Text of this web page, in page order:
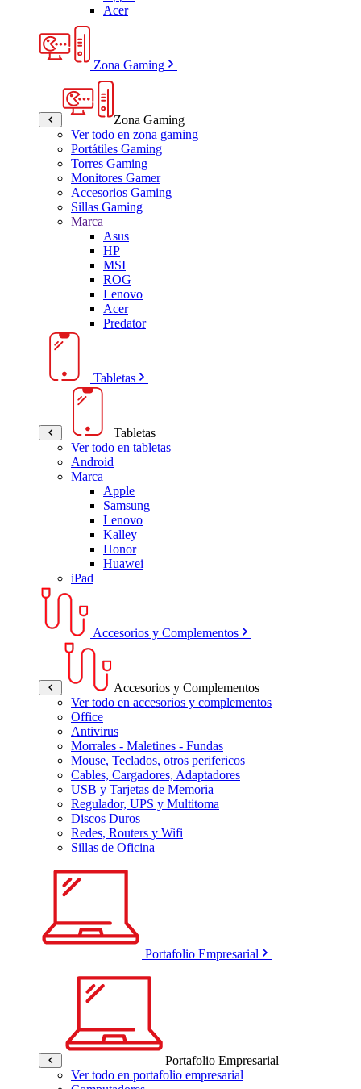
Acer
Zona Gaming
Zona Gaming
Ver todo en zona gaming
Portátiles Gaming
Torres Gaming
Monitores Gamer
Accesorios Gaming
Sillas Gaming
Marca
Asus
HP
MSI
ROG
Lenovo
Acer
Predator
Tabletas
Tabletas
Ver todo en tabletas
Android
Marca
Apple
Samsung
Lenovo
Kalley
Honor
Huawei
iPad
Accesorios y Complementos
Accesorios y Complementos
Ver todo en accesorios y complementos
Office
Antivirus
Morrales - Maletines - Fundas
Mouse, Teclados, otros perifericos
Cables, Cargadores, Adaptadores
USB y Tarjetas de Memoria
Regulador, UPS y Multitoma
Discos Duros
Redes, Routers y Wifi
Sillas de Oficina
Portafolio Empresarial
Portafolio Empresarial
Ver todo en portafolio empresarial